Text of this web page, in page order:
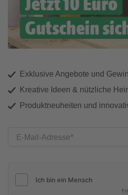
Exklusive Angebote und
Kreative Ideen & nützliche
Produktneuheiten und
E-Mail-Adresse